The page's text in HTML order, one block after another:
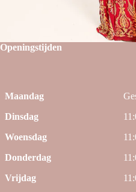
Openingstijden
Maandag
Dinsdag
Woensdag
Donderdag
Vrijdag